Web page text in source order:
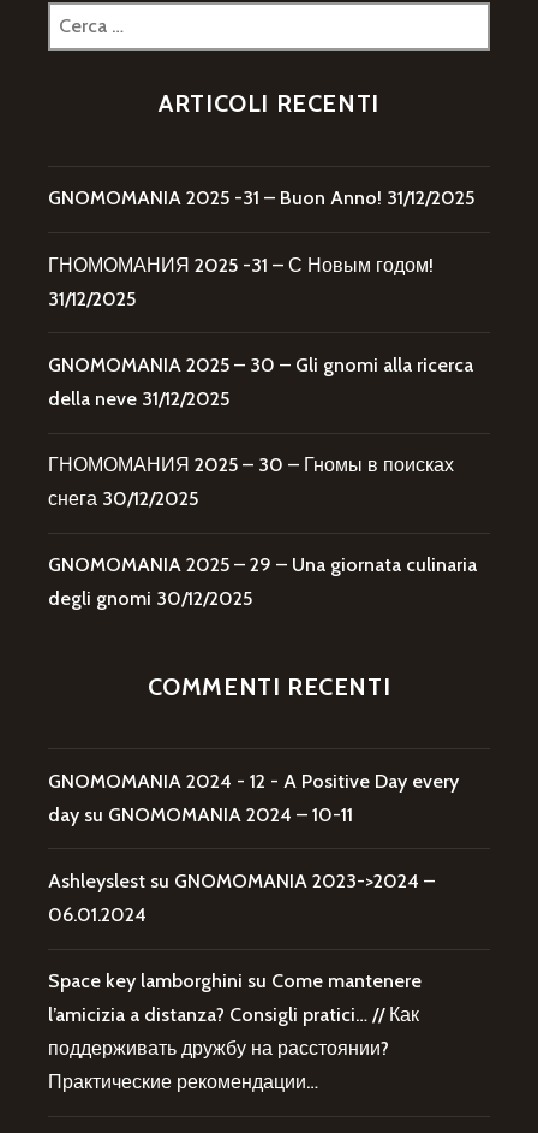
Ricerca
per:
ARTICOLI RECENTI
GNOMOMANIA 2025 -31 – Buon Anno! 31/12/2025
ГНОМОМАНИЯ 2025 -31 – С Новым годом!
31/12/2025
GNOMOMANIA 2025 – 30 – Gli gnomi alla ricerca
della neve 31/12/2025
ГНОМОМАНИЯ 2025 – 30 – Гномы в поисках
снега 30/12/2025
GNOMOMANIA 2025 – 29 – Una giornata culinaria
degli gnomi 30/12/2025
COMMENTI RECENTI
GNOMOMANIA 2024 - 12 - A Positive Day every
day su GNOMOMANIA 2024 – 10-11
Ashleyslest su GNOMOMANIA 2023->2024 –
06.01.2024
Space key lamborghini su Come mantenere
l’amicizia a distanza? Consigli pratici… // Как
поддерживать дружбу на расстоянии?
Практические рекомендации…